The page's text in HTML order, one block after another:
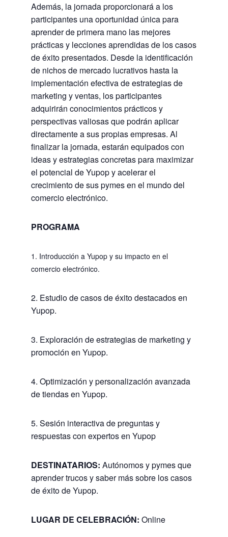
Además, la jornada proporcionará a los
participantes una oportunidad única para
aprender de primera mano las mejores
prácticas y lecciones aprendidas de los casos
de éxito presentados. Desde la identificación
de nichos de mercado lucrativos hasta la
implementación efectiva de estrategias de
marketing y ventas, los participantes
adquirirán conocimientos prácticos y
perspectivas valiosas que podrán aplicar
directamente a sus propias empresas. Al
finalizar la jornada, estarán equipados con
ideas y estrategias concretas para maximizar
el potencial de Yupop y acelerar el
crecimiento de sus pymes en el mundo del
comercio electrónico.
PROGRAMA
1. Introducción a Yupop y su impacto en el
comercio electrónico.
2. Estudio de casos de éxito destacados en
Yupop.
3. Exploración de estrategias de marketing y
promoción en Yupop.
4. Optimización y personalización avanzada
de tiendas en Yupop.
5. Sesión interactiva de preguntas y
respuestas con expertos en Yupop
DESTINATARIOS: Autónomos y pymes que
aprender trucos y saber más sobre los casos
de éxito de Yupop.
LUGAR DE CELEBRACIÓN: Online